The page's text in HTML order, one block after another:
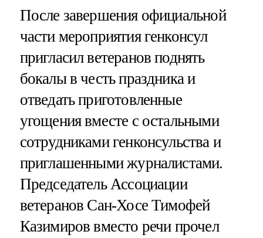
После завершения официальной
части мероприятия генконсул
пригласил ветеранов поднять
бокалы в честь праздника и
отведать приготовленные
угощения вместе с остальными
сотрудниками генконсульства и
приглашенными журналистами.
Председатель Ассоциации
ветеранов Сан-Хосе Тимофей
Казимиров вместо речи прочел